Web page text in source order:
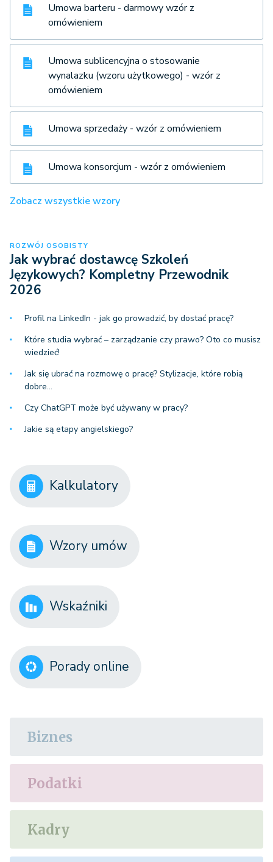
Umowa barteru - darmowy wzór z
omówieniem
Umowa sublicencyjna o stosowanie
wynalazku (wzoru użytkowego) - wzór z
omówieniem
Umowa sprzedaży - wzór z omówieniem
Umowa konsorcjum - wzór z omówieniem
Zobacz wszystkie wzory
ROZWÓJ OSOBISTY
Jak wybrać dostawcę Szkoleń
Językowych? Kompletny Przewodnik
2026
Profil na LinkedIn - jak go prowadzić, by dostać pracę?
Które studia wybrać – zarządzanie czy prawo? Oto co musisz
wiedzieć!
Jak się ubrać na rozmowę o pracę? Stylizacje, które robią
dobre…
Czy ChatGPT może być używany w pracy?
Jakie są etapy angielskiego?
Kalkulatory
Wzory umów
Wskaźniki
Porady online
Biznes
Podatki
Kadry